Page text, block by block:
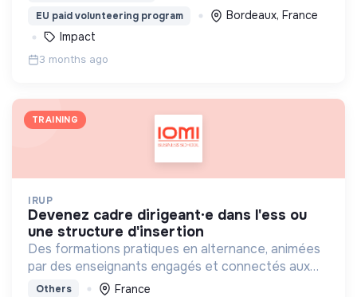
EU paid volunteering program
Bordeaux, France
Impact
3 months ago
TRAINING
IRUP
devenez cadre dirigeant·e dans l'ess ou
une structure d'insertion
Des formations pratiques en alternance, animées
par des enseignants engagés et connectés aux
réalités sociales, basées sur la coopération et
Others France